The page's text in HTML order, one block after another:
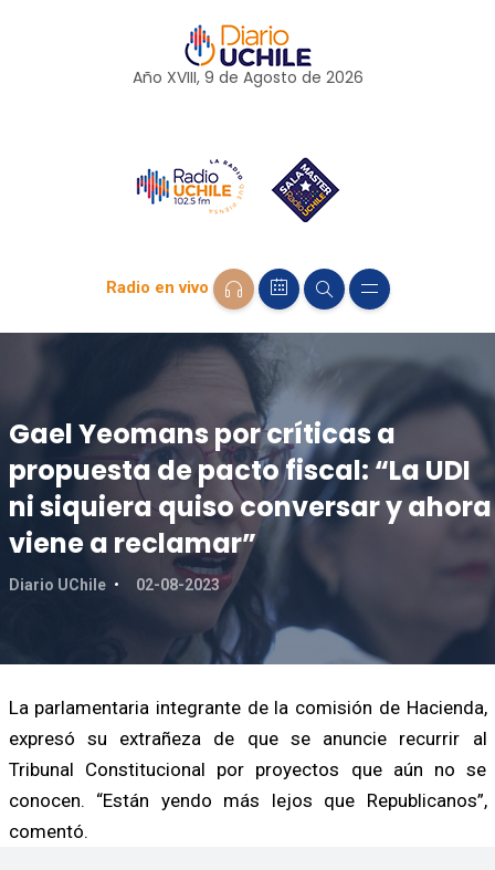
Año XVIII, 9 de Agosto de 2026
Radio en vivo
Gael Yeomans por críticas a
propuesta de pacto fiscal: “La UDI
ni siquiera quiso conversar y ahora
viene a reclamar”
Diario UChile 02-08-2023
La parlamentaria integrante de la comisión de Hacienda,
expresó su extrañeza de que se anuncie recurrir al
Tribunal Constitucional por proyectos que aún no se
conocen. “Están yendo más lejos que Republicanos”,
comentó.